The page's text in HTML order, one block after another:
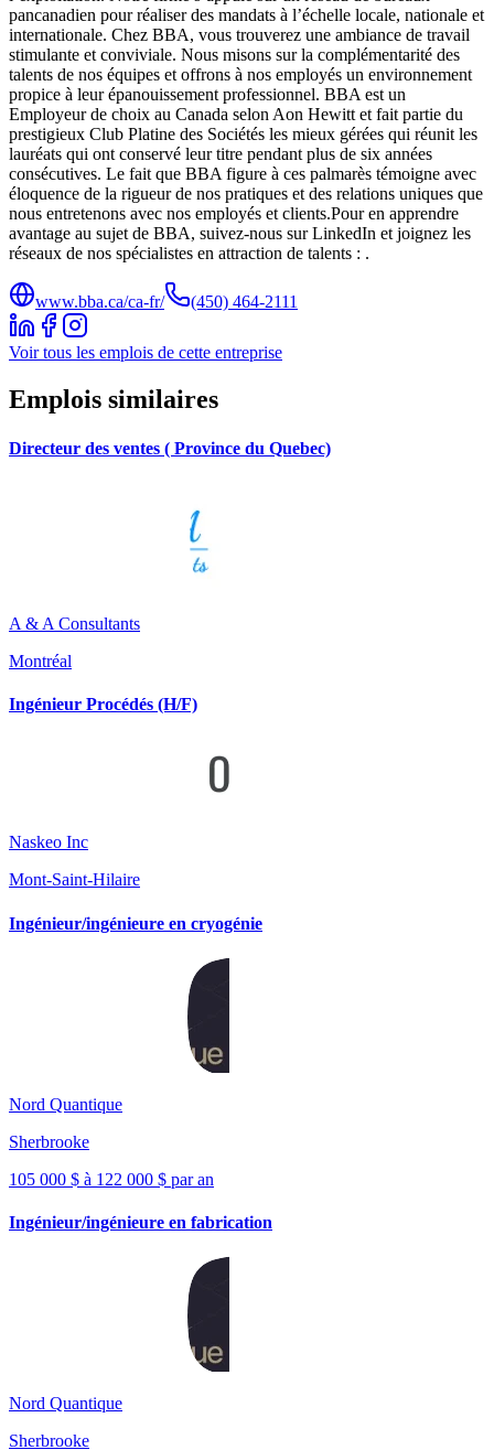
pancanadien pour réaliser des mandats à l’échelle locale, nationale et
internationale. Chez BBA, vous trouverez une ambiance de travail
stimulante et conviviale. Nous misons sur la complémentarité des
talents de nos équipes et offrons à nos employés un environnement
propice à leur épanouissement professionnel. BBA est un
Employeur de choix au Canada selon Aon Hewitt et fait partie du
prestigieux Club Platine des Sociétés les mieux gérées qui réunit les
lauréats qui ont conservé leur titre pendant plus de six années
consécutives. Le fait que BBA figure à ces palmarès témoigne avec
éloquence de la rigueur de nos pratiques et des relations uniques que
nous entretenons avec nos employés et clients.Pour en apprendre
avantage au sujet de BBA, suivez-nous sur LinkedIn et joignez les
réseaux de nos spécialistes en attraction de talents : .
www.bba.ca/ca-fr/ (450) 464-2111
Voir tous les emplois de cette entreprise
Emplois similaires
Directeur des ventes ( Province du Quebec)
A & A Consultants
Montréal
Ingénieur Procédés (H/F)
Naskeo Inc
Mont-Saint-Hilaire
Ingénieur/ingénieure en cryogénie
Nord Quantique
Sherbrooke
105 000 $ à 122 000 $ par an
Ingénieur/ingénieure en fabrication
Nord Quantique
Sherbrooke